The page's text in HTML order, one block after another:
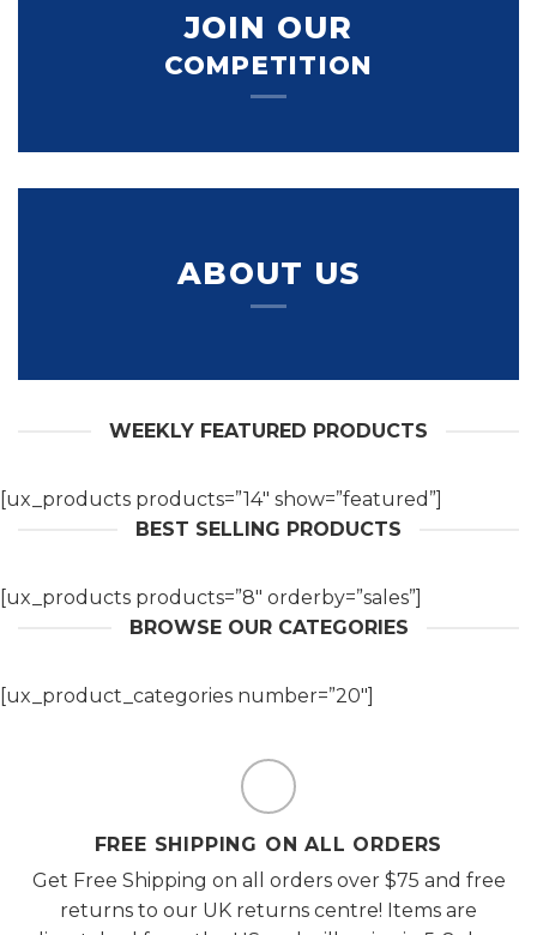
JOIN OUR
COMPETITION
ABOUT US
WEEKLY FEATURED PRODUCTS
[ux_products products=”14″ show=”featured”]
BEST SELLING PRODUCTS
[ux_products products=”8″ orderby=”sales”]
BROWSE OUR CATEGORIES
[ux_product_categories number=”20″]
FREE SHIPPING ON ALL ORDERS
Get Free Shipping on all orders over $75 and free
returns to our UK returns centre! Items are